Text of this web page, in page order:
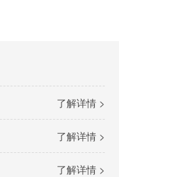
了解详情 >
了解详情 >
了解详情 >